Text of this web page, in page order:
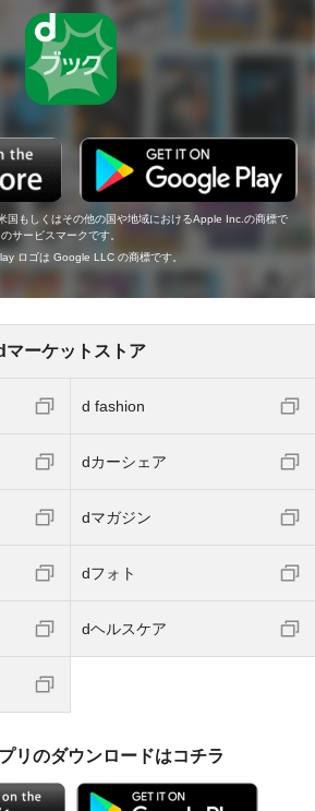
国もしくはその他の国や地域におけるApple Inc.の商標で
サービスマークです。
ロゴは Google LLC の商標です。
マーケットストア
d fashion
dカーシェア
dマガジン
dフォト
dヘルスケア
リのダウンロードはコチラ